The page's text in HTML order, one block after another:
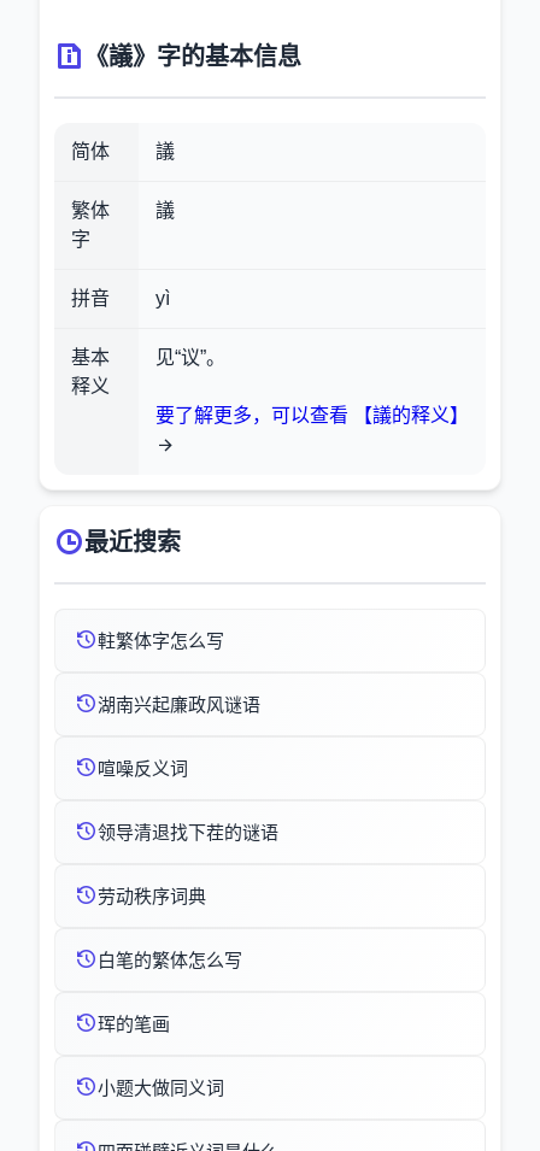
《議》字的基本信息
简体 議
繁体
字
議
拼音 yì
基本
释义
见“议”。
要了解更多，可以查看 【議的释义】
最近搜索
軴繁体字怎么写
湖南兴起廉政风谜语
喧噪反义词
领导清退找下茬的谜语
劳动秩序词典
白笔的繁体怎么写
珲的笔画
小题大做同义词